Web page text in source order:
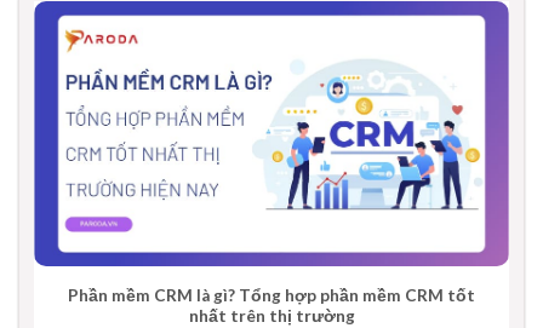
Phần mềm CRM là gì? Tổng hợp phần mềm CRM tốt
nhất trên thị trường